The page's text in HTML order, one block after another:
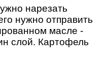
нарезать
нужно отправить
масле -
слой. Картофель